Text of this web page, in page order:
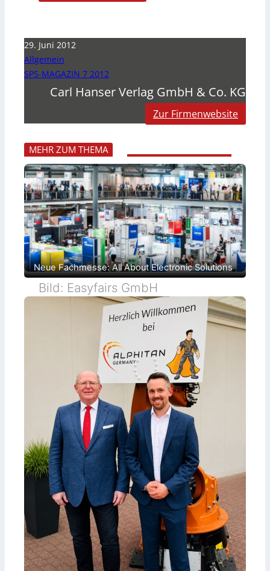
29. Juni 2012
Allgemein
SPS-MAGAZIN 7 2012
Carl Hanser Verlag GmbH & Co. KG
Zur Firmenwebsite
MEHR ZUM THEMA
Neue Fachmesse: All About Electronic Solutions
Bild: Easyfairs GmbH